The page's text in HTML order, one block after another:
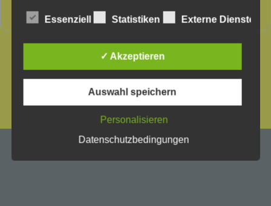
noch mehr Referenzen.
Wir verwenden in dieser Datenschutzerklärung
sich auf eine identifizierte oder identifizierbare
beziehen. Als identifizierbar wird eine natürliche Person
mittels Zuordnung zu einer Kennung wie einem
Essenziell Statistiken Externe Dienste
✓ Akzeptieren
Auswahl speichern
Personalisieren
Datenschutzbedingungen